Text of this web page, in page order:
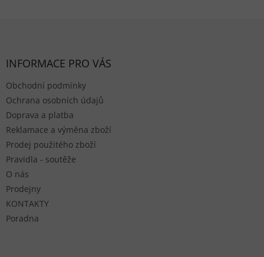
INFORMACE PRO VÁS
Obchodní podmínky
Ochrana osobních údajů
Doprava a platba
Reklamace a výměna zboží
Prodej použitého zboží
Pravidla - soutěže
O nás
Prodejny
KONTAKTY
Poradna